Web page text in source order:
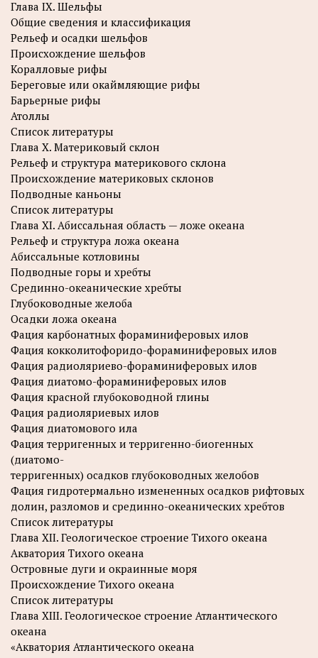
Глава IX. Шельфы
Общие сведения и классификация
Рельеф и осадки шельфов
Происхождение шельфов
Коралловые рифы
Береговые или окаймляющие рифы
Барьерные рифы
Атоллы
Список литературы
Глава X. Материковый склон
Рельеф и структура материкового склона
Происхождение материковых склонов
Подводные каньоны
Список литературы
Глава XI. Абиссальная область — ложе океана
Рельеф и структура ложа океана
Абиссальные котловины
Подводные горы и хребты
Срединно-океанические хребты
Глубоководные желоба
Осадки ложа океана
Фация карбонатных фораминиферовых илов
Фация кокколитофоридо-фораминиферовых илов
Фация радиоляриево-фораминиферовых илов
Фация диатомо-фораминиферовых илов
Фация красной глубоководной глины
Фация радиоляриевых илов
Фация диатомового ила
Фация терригенных и терригенно-биогенных
(диатомо-
терригенных) осадков глубоководных желобов
Фация гидротермально измененных осадков рифтовых
долин, разломов и срединно-океанических хребтов
Список литературы
Глава XII. Геологическое строение Тихого океана
Акватория Тихого океана
Островные дуги и окраинные моря
Происхождение Тихого океана
Список литературы
Глава XIII. Геологическое строение Атлантического
океана
«Акватория Атлантического океана